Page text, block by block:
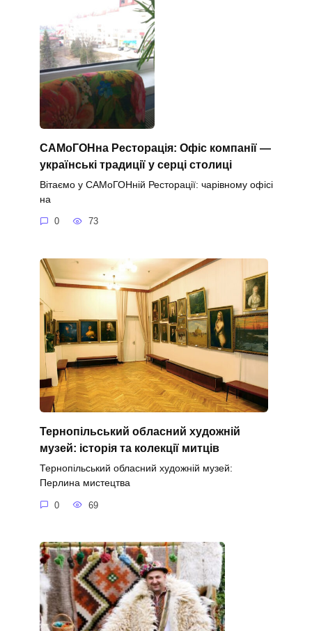
САМоГОНна Ресторація: Офіс компанії —
українські традиції у серці столиці
Вітаємо у САМоГОНній Ресторації: чарівному офісі
на
0 73
Тернопільський обласний художній
музей: історія та колекції митців
Тернопільський обласний художній музей:
Перлина мистецтва
0 69